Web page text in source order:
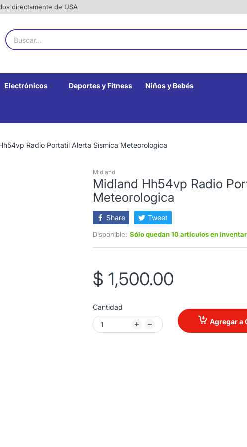
directamente de USA
Electrónicos Deportes y Fitness Niños y Bebés
Radio Portatil Alerta Sismica Meteorologica
Midland
Midland Hh54vp Radio
Meteorologica
Share Tweet
Disponible: Sólo quedan 10 artículos en
$ 1,500.00
Cantidad
Agregar a